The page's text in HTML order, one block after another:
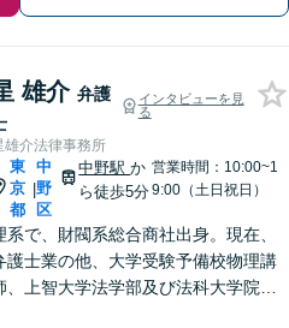
雄介 弁護
インタビューを見
る
雄介法律事務所
東
京
都
|
中
野
区
中野駅か
ら徒歩5分
営業時間：10:00~1
9:00（土日祝日）
系で、財閥系総合商社出身。現在、
護士業の他、大学受験予備校物理講
、上智大学法学部及び法科大学院非